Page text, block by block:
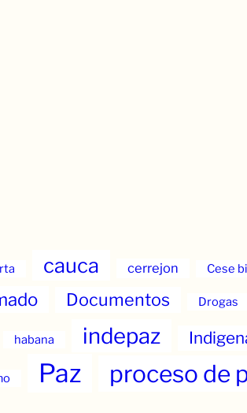
cauca cerrejon Cese
Documentos Drogas
habana indepaz
Paz proceso de